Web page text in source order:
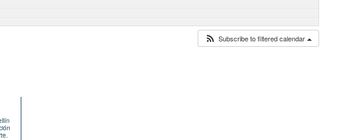
Subscribe to filtered calendar